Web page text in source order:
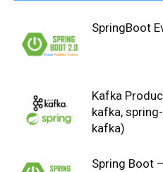
SpringBoot
Kafka
kafka,
kafka)
Spring Boot